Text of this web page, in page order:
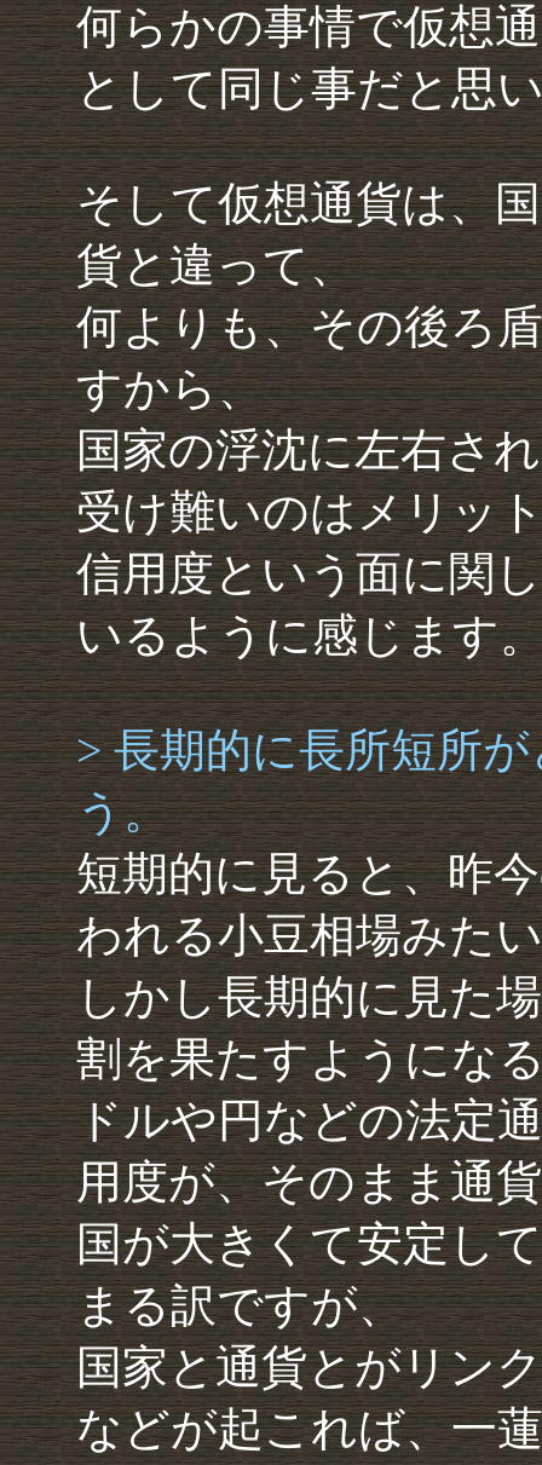
何らかの事情で仮想
として同じ事だと思
そして仮想通貨は、
貨と違って、
何よりも、その後ろ
すから、
国家の浮沈に左右さ
受け難いのはメリッ
信用度という面に関
いるように感じます
> 長期的に長所短所
う。
短期的に見ると、昨
われる小豆相場みた
しかし長期的に見た
割を果たすようにな
ドルや円などの法定
用度が、そのまま通
国が大きくて安定し
まる訳ですが、
国家と通貨とがリン
などが起これば、一